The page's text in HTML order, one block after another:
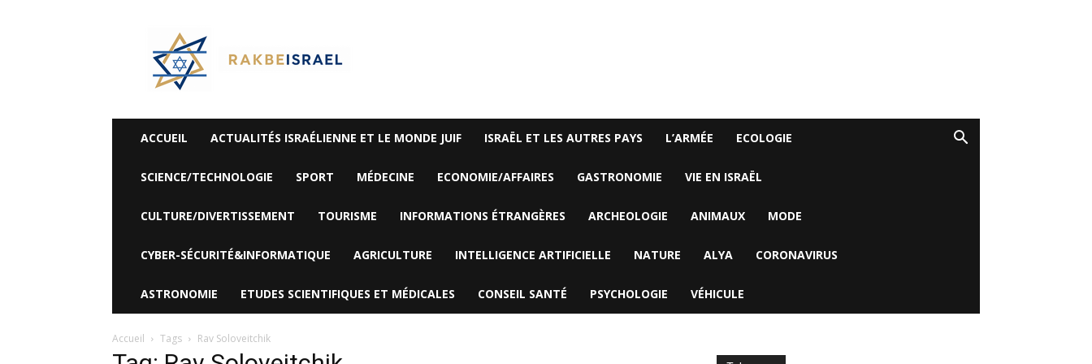
Rak
Be
Israel-
Alyaexpress-
News
ACCUEIL ACTUALITÉS ISRAÉLIENNE ET LE MONDE JUIF ISRAËL ET LES AUTRES PAYS L’ARMÉE ECOLOGIE
SCIENCE/TECHNOLOGIE SPORT MÉDECINE ECONOMIE/AFFAIRES GASTRONOMIE VIE EN ISRAËL
CULTURE/DIVERTISSEMENT TOURISME INFORMATIONS ÉTRANGÈRES ARCHEOLOGIE ANIMAUX MODE
CYBER-SÉCURITÉ&INFORMATIQUE AGRICULTURE INTELLIGENCE ARTIFICIELLE NATURE ALYA CORONAVIRUS
ASTRONOMIE ETUDES SCIENTIFIQUES ET MÉDICALES CONSEIL SANTÉ PSYCHOLOGIE VÉHICULE
Accueil Tags Rav Soloveitchik